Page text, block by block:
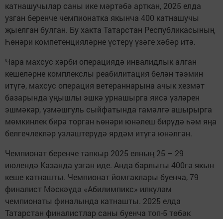
катнашучылар саны ике мәртәбә арткан, 2025 елда
узган беренче чемпионатка якынча 400 катнашучы
җыелган булган. Бу хакта Татарстан Республикасының
Һөнәри компетенцияләрне үстерү үзәге хәбәр итә.
Чара махсус хәрби операциядә инвалидлык алган
кешеләрне комплекслы реабилитация белән тәэмин
итүгә, махсус операция ветераннарына ачык хезмәт
базарында уңышлы эшкә урнашырга яисә үзләрен
эшмәкәр, үзмәшгуль сыйфатында гамәлгә ашырырга
мөмкинлек бирә торган һөнәри юнәлеш бирүдә һәм яңа
белгечлекләр үзләштерүдә ярдәм итүгә юнәлгән.
Чемпионат беренче тапкыр 2025 елның 25 – 29
июлендә Казанда узган иде. Анда барлыгы 400гә якын
кеше катнашты. Чемпионат йомгаклары буенча, 79
финалист Мәскәүдә «Абилимпикс» илкүләм
чемпионаты финалында катнашты. 2025 елда
Татарстан финалистлар саны буенча топ-5 төбәк